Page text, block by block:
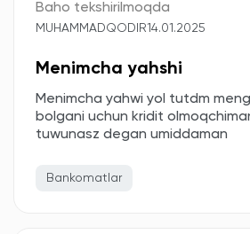
Baho tekshirilmoqda
MUHAMMADQODIR14.01.2025
Menimcha yahshi
Menimcha yahwi yol tutdm
bolgani uchun kridit
tuwunasz degan umiddaman
Bankomatlar